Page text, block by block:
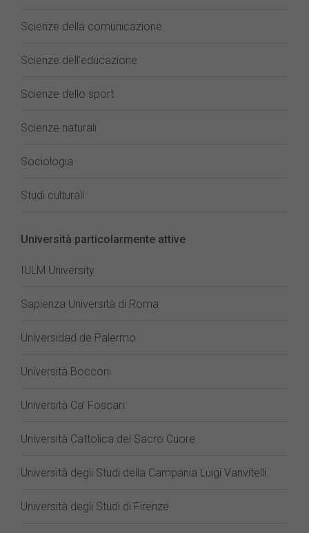
Scienze della comunicazione
Scienze dell’educazione
Scienze dello sport
Scienze naturali
Sociologia
Studi culturali
Università particolarmente attive
IULM University
Sapienza Università di Roma
Universidad de Palermo
Università Bocconi
Università Ca’ Foscari
Università Cattolica del Sacro Cuore
Università degli Studi della Campania Luigi Vanvitelli
Università degli Studi di Firenze